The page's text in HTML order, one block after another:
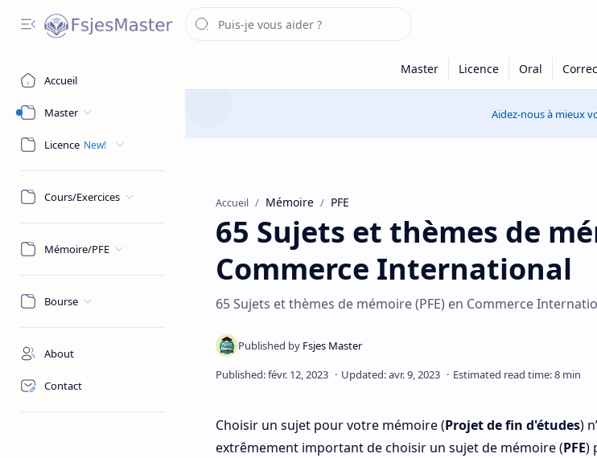
Accueil
Master
Licence
Cours/Exercices
Mémoire/PFE
Bourse
About
Contact
Aidez-nous à mieux
Accueil Mémoire PFE
65 Sujets et thèmes de
Commerce International
65 Sujets et thèmes de mémoire (PFE) en Commerce
Choisir un sujet pour votre mémoire (Projet de fin d'études)
extrêmement important de choisir un sujet de mémoire (PFE)